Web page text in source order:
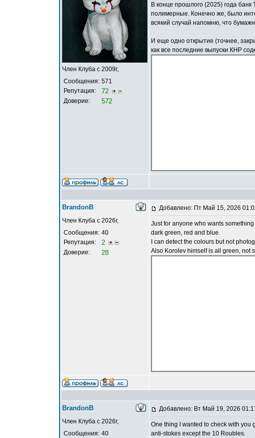
Член Клуба с 2009г,
Сообщения: 571
Репутация:
72
Доверие: 572
В конце прошлого (2025) года
полимерные. Конечно же, было
всякий случай напомню, что
И еще одно открытие (точнее,
как все последние выпуски КНР
BrandonB
Член Клуба с 2026г,
Сообщения: 40
Репутация:
2
Доверие: 28
Добавлено: Пт Май 15, 2026
Just for anyone who wants
dark green, red and blue.
I can detect the colours but not
Also Korolev himself is all green, not
BrandonB
Член Клуба с 2026г,
Сообщения: 40
Добавлено: Вт Май 19, 2026
One thing I wanted to check with you
anti-stokes except the 10 Roubles.